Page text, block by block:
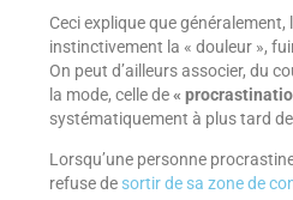
Ceci explique que
instinctivement la « douleur »,
On peut d’ailleurs associer, du
la mode, celle de«
systématiquement à plus tard
Lorsqu’une personne
refuse de sortir de sa zone de